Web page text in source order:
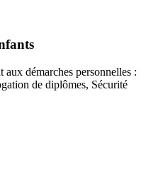
aux démarches personnelles :
de diplômes, Sécurité